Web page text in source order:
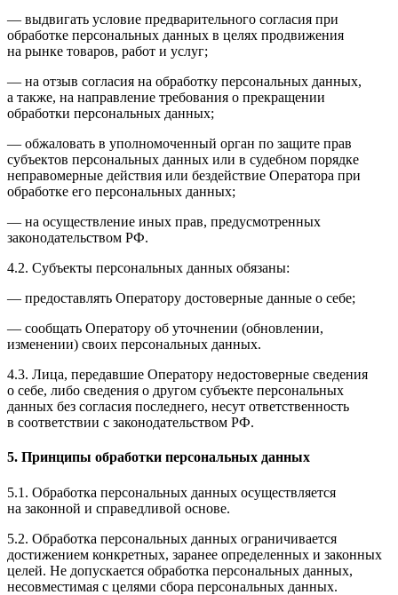
— выдвигать условие предварительного согласия при
обработке персональных данных в целях продвижения
на рынке товаров, работ и услуг;
— на отзыв согласия на обработку персональных данных,
а также, на направление требования о прекращении
обработки персональных данных;
— обжаловать в уполномоченный орган по защите прав
субъектов персональных данных или в судебном порядке
неправомерные действия или бездействие Оператора при
обработке его персональных данных;
— на осуществление иных прав, предусмотренных
законодательством РФ.
4.2. Субъекты персональных данных обязаны:
— предоставлять Оператору достоверные данные о себе;
— сообщать Оператору об уточнении (обновлении,
изменении) своих персональных данных.
4.3. Лица, передавшие Оператору недостоверные сведения
о себе, либо сведения о другом субъекте персональных
данных без согласия последнего, несут ответственность
в соответствии с законодательством РФ.
5. Принципы обработки персональных данных
5.1. Обработка персональных данных осуществляется
на законной и справедливой основе.
5.2. Обработка персональных данных ограничивается
достижением конкретных, заранее определенных и законных
целей. Не допускается обработка персональных данных,
несовместимая с целями сбора персональных данных.